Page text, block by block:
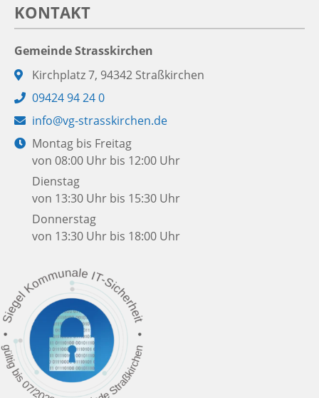
KONTAKT
Gemeinde Strasskirchen
Adresse:
Kirchplatz 7, 94342 Straßkirchen
Telefon:
09424 94 24 0
E-
Mail:
info@vg-strasskirchen.de
Öffnungszeiten:
Montag bis Freitag
von 08:00 Uhr bis 12:00 Uhr
Dienstag
von 13:30 Uhr bis 15:30 Uhr
Donnerstag
von 13:30 Uhr bis 18:00 Uhr